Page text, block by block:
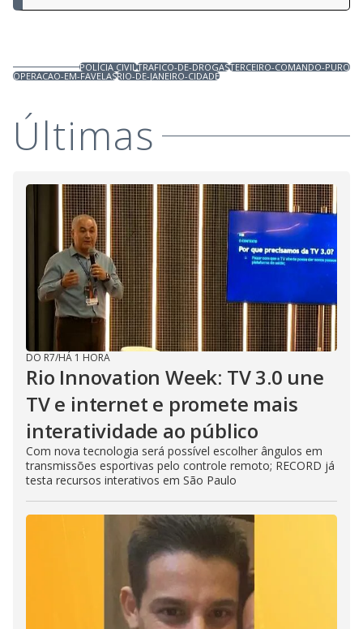
POLÍCIA CIVILTRAFICO-DE-DROGASTERCEIRO-COMANDO-PURO
OPERACAO-EM-FAVELASRIO-DE-JANEIRO-CIDADE
Últimas
DO R7/HÁ 1 HORA
Rio Innovation Week: TV 3.0 une
TV e internet e promete mais
interatividade ao público
Com nova tecnologia será possível escolher ângulos em
transmissões esportivas pelo controle remoto; RECORD já
testa recursos interativos em São Paulo